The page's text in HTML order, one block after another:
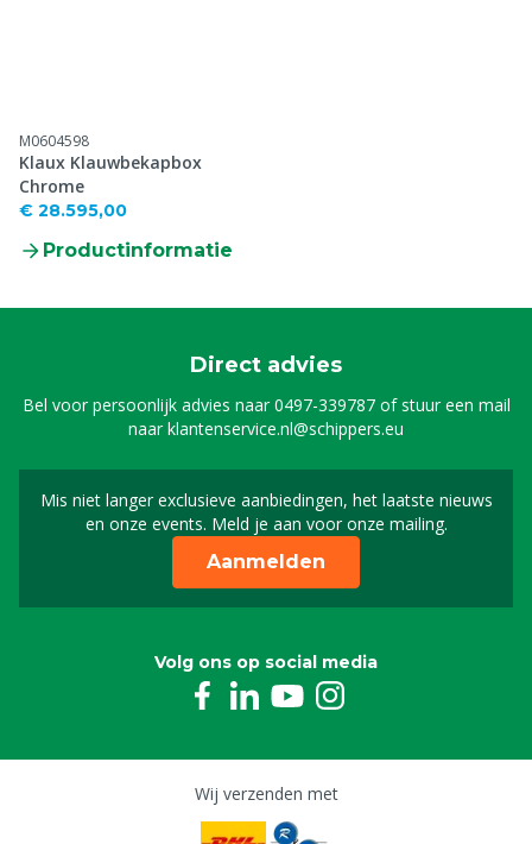
M0604598
Klaux Klauwbekapbox
Chrome
€ 28.595,00
Productinformatie
Direct advies
Bel voor persoonlijk advies naar0497-339787of stuur een mail
naarklantenservice.nl@schippers.eu
Mis niet langer exclusieve aanbiedingen, het laatste nieuws
en onze events. Meld je aan voor onze mailing.
Schrijf je in voor onze
Aanmelden
Volg ons op social media
Wij verzenden met